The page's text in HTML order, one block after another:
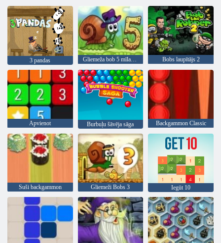
3 pandas Gliemeža bob 5 mīlas stāsts Bobs laupītājs 2
Apvienot Burbuļu šāvēja sāga Backgammon Classic
Suši backgammon Gliemeži Bobs 3 Iegūt 10